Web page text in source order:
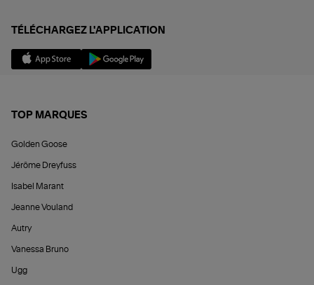
TÉLÉCHARGEZ L'APPLICATION
TOP MARQUES
Golden Goose
Jérôme Dreyfuss
Isabel Marant
Jeanne Vouland
Autry
Vanessa Bruno
Ugg